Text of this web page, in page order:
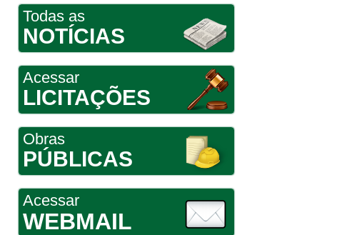
Todas as
NOTÍCIAS
Acessar
LICITAÇÕES
Obras
PÚBLICAS
Acessar
WEBMAIL